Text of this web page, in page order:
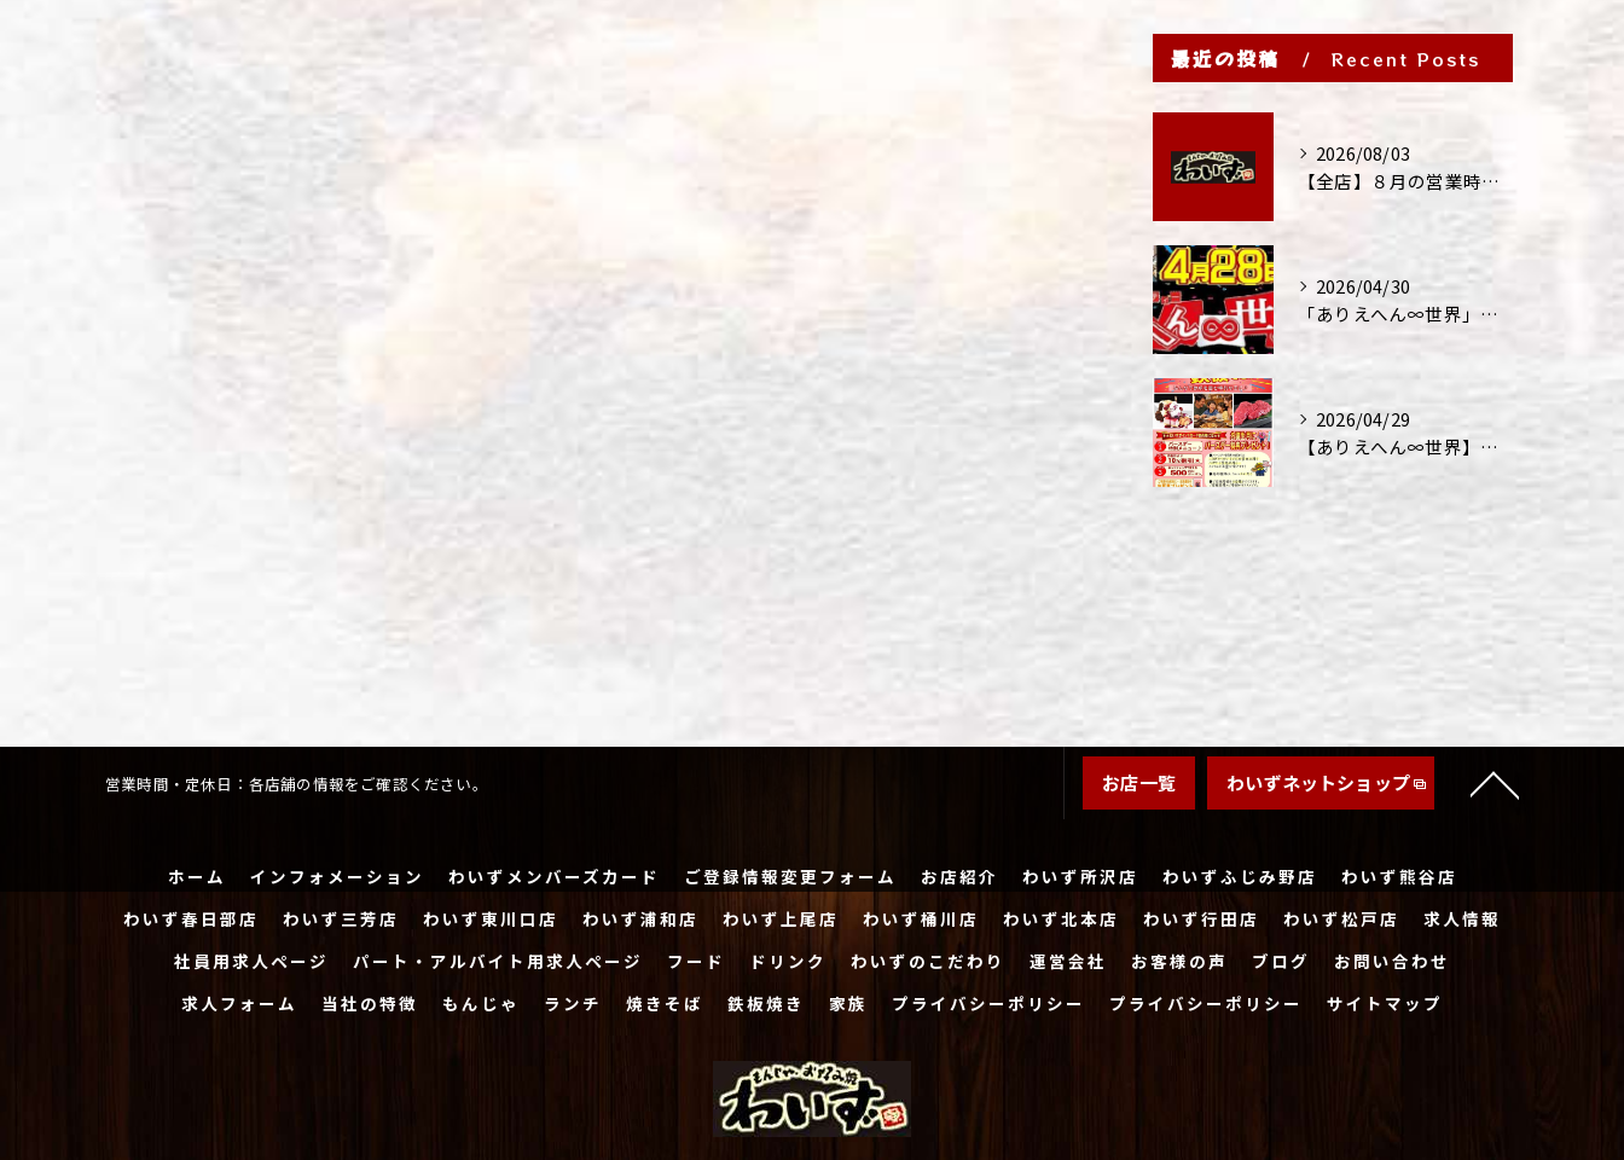
最近の投稿 Recent Posts
2026/08/03
【全店】８月の営業時間・ランチ営業につきまして
2026/04/30
「ありえへん∞世界」テレビ出演‼
2026/04/29
【ありえへん∞世界】バースデーステーキについて
営業時間・定休日：各店舗の情報をご確認ください。 お店一覧 わいずネットショップ
ホーム インフォメーション わいずメンバーズカード ご登録情報変更フォーム お店紹介 わいず所沢店 わいずふじみ野店
わいず熊谷店
わいず春日部店
わいず三芳店 わいず東川口店 わいず浦和店 わいず上尾店 わいず桶川店 わいず北本店 わいず行田店 わいず松戸店
求人情報
社員用求人ページ
パート・アルバイト用求人ページ フード ドリンク わいずのこだわり 運営会社 お客様の声 ブログ
お問い合わせ
求人フォーム
当社の特徴 もんじゃ ランチ 焼きそば 鉄板焼き 家族 プライバシーポリシー プライバシーポリシー サイトマップ